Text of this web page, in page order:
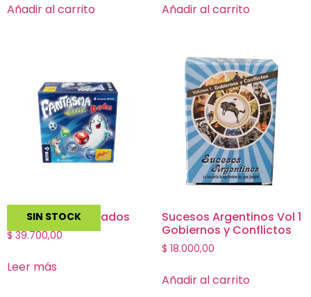
Añadir al carrito Añadir al carrito
SIN STOCK
Fantasma Blitz Dados
$ 39.700,00
Leer más
Sucesos Argentinos Vol 1
Gobiernos y Conflictos
$ 18.000,00
Añadir al carrito